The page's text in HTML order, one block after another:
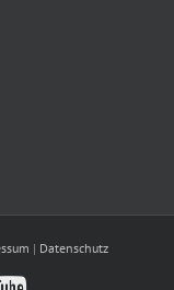
| Datenschutz